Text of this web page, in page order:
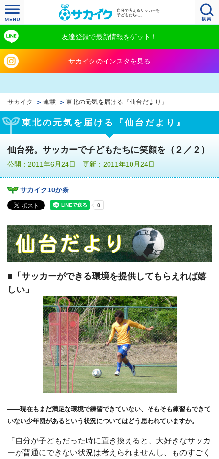
自分で考えるサッカーを
子どもたちに。
友達登録で最新情報をゲット！
サカイクのインスタを見る
サカイク 連載 東北の元気を届ける『仙台だより』
東北の元気を届ける『仙台だより』
仙台発。サッカーで子どもたちに笑顔を（２／２）
公開：2011年6月24日 更新：2011年10月24日
サカイク10か条
■「サッカーができる環境を提供してもらえれば嬉
しい」
――現在もまだ満足な環境で練習できていない、そもそも練習もできて
いない少年団があるという状況についてはどう思われていますか。
「自分が子どもだった時に置き換えると、大好きなサッカ
ーが普通にできない状況は考えられませんし、ものすごく